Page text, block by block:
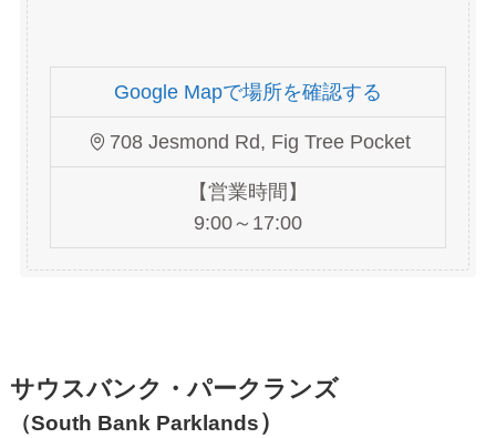
Google Mapで場所を確認する
708 Jesmond Rd, Fig Tree Pocket
【営業時間】
9:00～17:00
サウスバンク・パークランズ
（South Bank Parklands）